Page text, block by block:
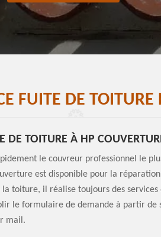
FUITE DE
DE TOITURE À HP
le couvreur professionnel le
est disponible pour la
toiture, il réalise toujours des services
le formulaire de demande à partir de
mail.